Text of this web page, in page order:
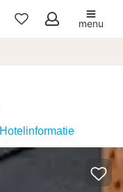
Mijn
menu
Hotelinformatie